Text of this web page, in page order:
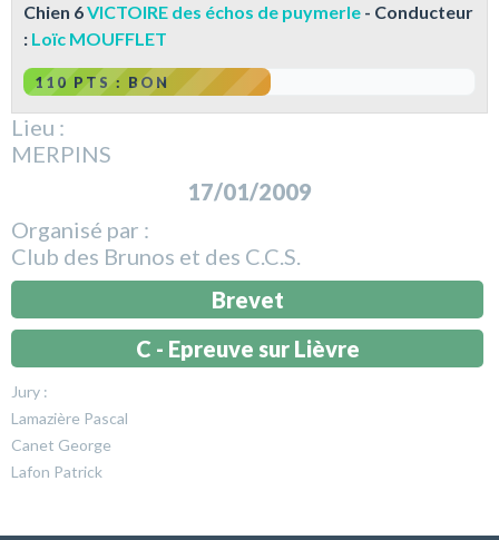
Chien 6VICTOIRE des échos de puymerle - Conducteur
: Loïc MOUFFLET
110 PTS : BON
Lieu :
MERPINS
17/01/2009
Organisé par :
Club des Brunos et des C.C.S.
Brevet
C - Epreuve sur Lièvre
Jury :
Lamazière Pascal
Canet George
Lafon Patrick